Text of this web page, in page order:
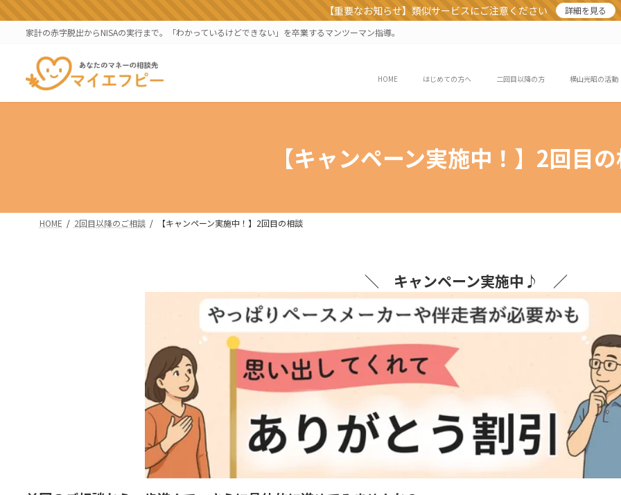
ン
ス
ビ
ン
【重要なお知らせ】類似サービスにご注意ください
詳細を見る
家計の赤字脱出からNISAの実行まで。「わかっているけどできない」を卒業するマンツーマン指導。
HOME はじめての方へ 二回目以降の方 横山光昭の活動
【キャンペーン実施中！】2回目
HOME 2回目以降のご相談 【キャンペーン実施中！】2回目の相談
＼ キャンペーン実施中♪ ／